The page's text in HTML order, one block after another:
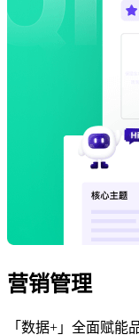
营销管理
「数据+」全面赋能